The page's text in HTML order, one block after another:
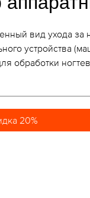
вид ухода за
устройства
обработки
20%